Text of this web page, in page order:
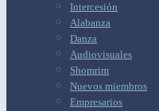
Intercesión
Alabanza
Danza
Audiovisuales
Shomrim
Nuevos miembros
Empresarios